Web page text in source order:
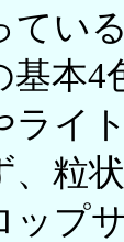
てい
基本4
ライ
、粒
ップ